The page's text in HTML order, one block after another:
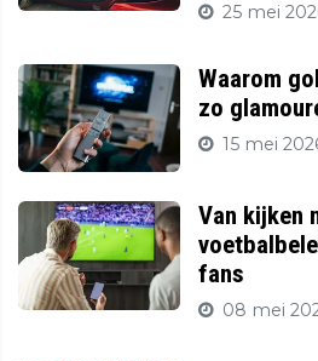
25 mei
Waarom
zo
15 mei
Van kijken
fans
08 mei